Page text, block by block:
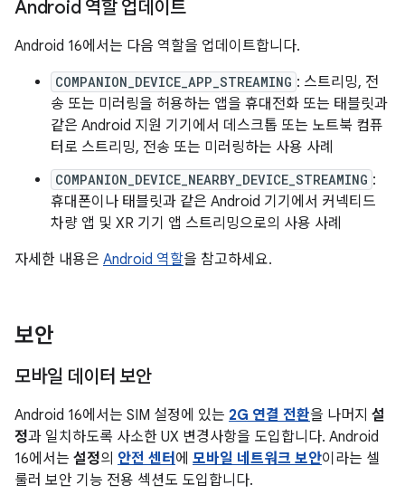
Android 역할 업데이트
Android 16에서는 다음 역할을 업데이트합니다.
COMPANION_DEVICE_APP_STREAMING : 스트리밍, 전
송 또는 미러링을 허용하는 앱을 휴대전화 또는 태블릿과
같은 Android 지원 기기에서 데스크톱 또는 노트북 컴퓨
터로 스트리밍, 전송 또는 미러링하는 사용 사례
COMPANION_DEVICE_NEARBY_DEVICE_STREAMING :
휴대폰이나 태블릿과 같은 Android 기기에서 커넥티드
차량 앱 및 XR 기기 앱 스트리밍으로의 사용 사례
자세한 내용은 Android 역할을 참고하세요.
보안
모바일 데이터 보안
Android 16에서는 SIM 설정에 있는 2G 연결 전환을 나머지 설
정과 일치하도록 사소한 UX 변경사항을 도입합니다. Android
16에서는 설정의 안전 센터 에 모바일 네트워크 보안이라는 셀
룰러 보안 기능 전용 섹션도 도입합니다.